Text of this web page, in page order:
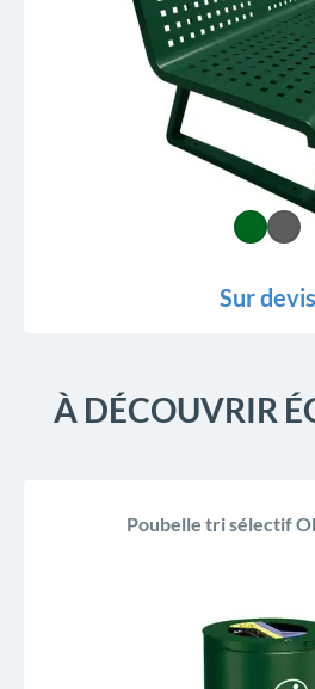
Sur devis
À DÉCOUVRIR
Poubelle tri sélectif